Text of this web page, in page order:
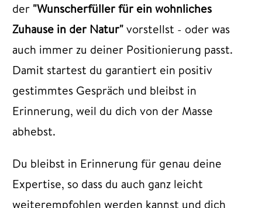
der "Wunscherfüller für ein wohnliches
Zuhause in der Natur"vorstellst - oder was
auch immer zu deiner Positionierung passt.
Damit startest du garantiert ein positiv
gestimmtes Gespräch und bleibst in
Erinnerung, weil du dich von der Masse
abhebst.
Du bleibst in Erinnerung für genau deine
Expertise, so dass du auch ganz leicht
weiterempfohlen werden kannst und dich